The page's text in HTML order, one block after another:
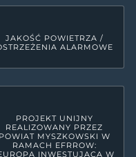
JAKOŚĆ POWIETRZA /
ALARMOWE
PROJEKT UNIJNY
REALIZOWANY PRZEZ
POWIAT MYSZKOWSKI W
RAMACH EFRROW:
INWESTUJĄCA W